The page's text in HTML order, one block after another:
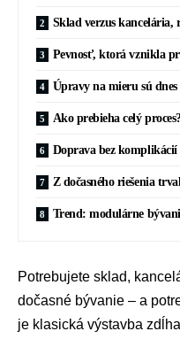
Sklad verzus kancelária,
Pevnosť, ktorá vznikla
Úpravy na mieru sú
Ako prebieha celý
Doprava bez komplikácií
Z dočasného riešenia
Trend: modulárne
Potrebujete sklad,
dočasné bývanie – a
je klasická výstavba